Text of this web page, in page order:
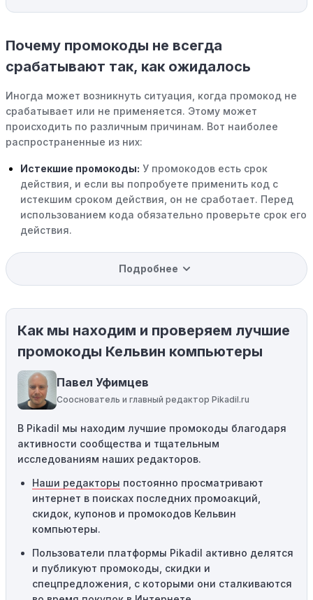
Почему промокоды не всегда
срабатывают так, как ожидалось
Иногда может возникнуть ситуация, когда промокод не
срабатывает или не применяется. Этому может
происходить по различным причинам. Вот наиболее
распространенные из них:
Истекшие промокоды: У промокодов есть срок
действия, и если вы попробуете применить код с
истекшим сроком действия, он не сработает. Перед
использованием кода обязательно проверьте срок его
действия.
Уже со скидкой:В некоторых случаях интересующий
вас товар может быть уже со скидкой. Некоторые
магазины предлагают скидки и акции напрямую, без
Ограничения на использование промокода:
Некоторые промокоды распространяются только на
определенные товары, бренды или категории. Если вы
пытаетесь применить код к товару, не
соответствующему критериям, он не сработает.
промокоды требуют соблюдения минимального
порога покупки, чтобы получить право на скидку. Если
сумма в корзине не соответствует указанному порогу,
код не сработает.
Географические ограничения:Действие некоторых
промокодов может быть ограничено определенными
местами или регионами. Если вы находитесь за
пределами указанного региона, то код не будет
применяться.
Одноразовое использование:
Подробнее
Как мы находим и проверяем лучшие
промокоды Кельвин компьютеры
Павел Уфимцев
Сооснователь и главный редактор Pikadil.ru
В Pikadil мы находим лучшие промокоды благодаря
активности сообщества и тщательным
исследованиям наших редакторов.
Наши редакторы постоянно просматривают
интернет в поисках последних промоакций,
скидок, купонов и промокодов Кельвин
компьютеры.
Пользователи платформы Pikadil активно делятся
и публикуют промокоды, скидки и
спецпредложения, с которыми они сталкиваются